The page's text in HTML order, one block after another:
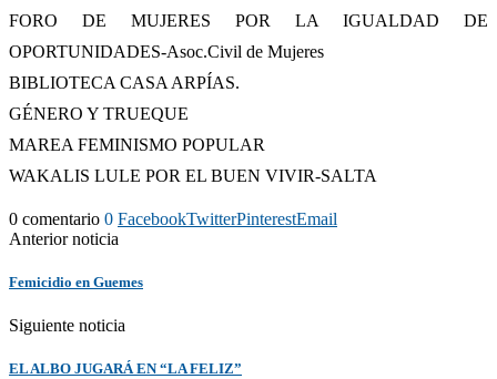
FORO DE MUJERES POR LA IGUALDAD DE
OPORTUNIDADES-Asoc.Civil de Mujeres
BIBLIOTECA CASA ARPÍAS.
GÉNERO Y TRUEQUE
MAREA FEMINISMO POPULAR
WAKALIS LULE POR EL BUEN VIVIR-SALTA
0 comentario 0 FacebookTwitterPinterestEmail
Anterior noticia
Femicidio en Guemes
Siguiente noticia
EL ALBO JUGARÁ EN “LA FELIZ”